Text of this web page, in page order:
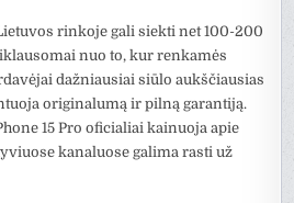
rinkoje gali siekti net 100-200
nuo to, kur renkamės
dažniausiai siūlo aukščiausias
originalumą ir pilną garantiją.
15 Pro oficialiai kainuoja apie
kanaluose galima rasti už